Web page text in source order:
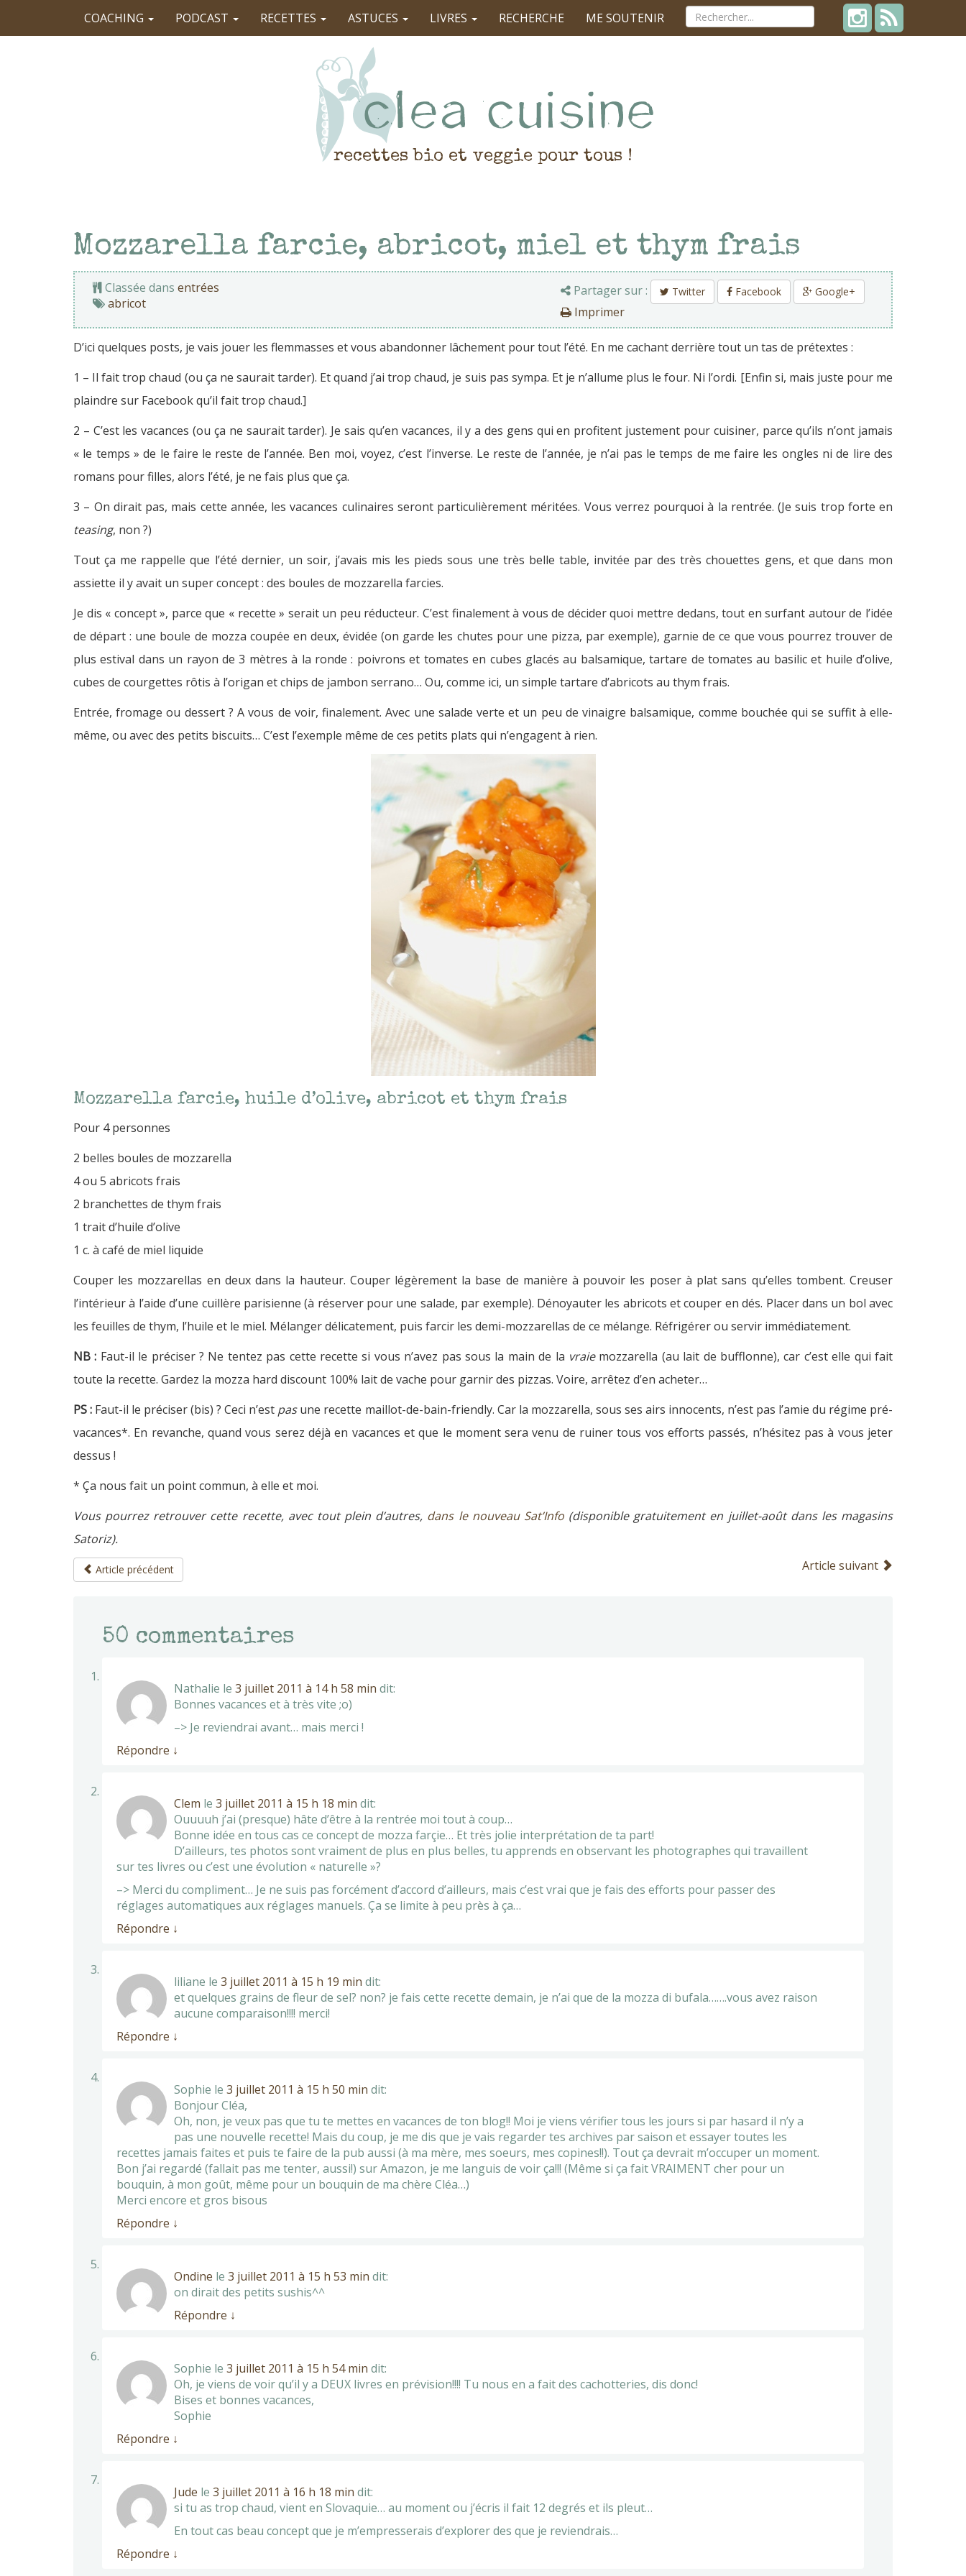
COACHING PODCAST RECETTES ASTUCES LIVRES RECHERCHE ME SOUTENIR
recettes bio et veggie pour tous !
Mozzarella farcie, abricot, miel et thym frais
Classée dans entrées
abricot
Partager sur : Twitter Facebook Google+
Imprimer
D’ici quelques posts, je vais jouer les flemmasses et vous abandonner lâchement pour tout l’été. En me cachant derrière tout un tas de prétextes :
1 – Il fait trop chaud (ou ça ne saurait tarder). Et quand j’ai trop chaud, je suis pas sympa. Et je n’allume plus le four. Ni l’ordi. [Enfin si, mais juste pour me
plaindre sur Facebook qu’il fait trop chaud.]
2 – C’est les vacances (ou ça ne saurait tarder). Je sais qu’en vacances, il y a des gens qui en profitent justement pour cuisiner, parce qu’ils n’ont jamais
« le temps » de le faire le reste de l’année. Ben moi, voyez, c’est l’inverse. Le reste de l’année, je n’ai pas le temps de me faire les ongles ni de lire des
romans pour filles, alors l’été, je ne fais plus que ça.
3 – On dirait pas, mais cette année, les vacances culinaires seront particulièrement méritées. Vous verrez pourquoi à la rentrée. (Je suis trop forte en
teasing, non ?)
Tout ça me rappelle que l’été dernier, un soir, j’avais mis les pieds sous une très belle table, invitée par des très chouettes gens, et que dans mon
assiette il y avait un super concept : des boules de mozzarella farcies.
Je dis « concept », parce que « recette » serait un peu réducteur. C’est finalement à vous de décider quoi mettre dedans, tout en surfant autour de l’idée
de départ : une boule de mozza coupée en deux, évidée (on garde les chutes pour une pizza, par exemple), garnie de ce que vous pourrez trouver de
plus estival dans un rayon de 3 mètres à la ronde : poivrons et tomates en cubes glacés au balsamique, tartare de tomates au basilic et huile d’olive,
cubes de courgettes rôtis à l’origan et chips de jambon serrano… Ou, comme ici, un simple tartare d’abricots au thym frais.
Entrée, fromage ou dessert ? A vous de voir, finalement. Avec une salade verte et un peu de vinaigre balsamique, comme bouchée qui se suffit à elle-
même, ou avec des petits biscuits… C’est l’exemple même de ces petits plats qui n’engagent à rien.
Mozzarella farcie, huile d’olive, abricot et thym frais
Pour 4 personnes
2 belles boules de mozzarella
4 ou 5 abricots frais
2 branchettes de thym frais
1 trait d’huile d’olive
1 c. à café de miel liquide
Couper les mozzarellas en deux dans la hauteur. Couper légèrement la base de manière à pouvoir les poser à plat sans qu’elles tombent. Creuser
l’intérieur à l’aide d’une cuillère parisienne (à réserver pour une salade, par exemple). Dénoyauter les abricots et couper en dés. Placer dans un bol avec
les feuilles de thym, l’huile et le miel. Mélanger délicatement, puis farcir les demi-mozzarellas de ce mélange. Réfrigérer ou servir immédiatement.
NB : Faut-il le préciser ? Ne tentez pas cette recette si vous n’avez pas sous la main de la vraie mozzarella (au lait de bufflonne), car c’est elle qui fait
toute la recette. Gardez la mozza hard discount 100% lait de vache pour garnir des pizzas. Voire, arrêtez d’en acheter…
PS : Faut-il le préciser (bis) ? Ceci n’est pasune recette maillot-de-bain-friendly. Car la mozzarella, sous ses airs innocents, n’est pas l’amie du régime pré-
vacances*. En revanche, quand vous serez déjà en vacances et que le moment sera venu de ruiner tous vos efforts passés, n’hésitez pas à vous jeter
dessus !
* Ça nous fait un point commun, à elle et moi.
Vous pourrez retrouver cette recette, avec tout plein d’autres, dans le nouveau Sat’Info(disponible gratuitement en juillet-août dans les magasins
Satoriz).
Article précédent Article suivant
50 commentaires
Nathalie le 3 juillet 2011 à 14 h 58 min dit:
Bonnes vacances et à très vite ;o)
–> Je reviendrai avant… mais merci !
Répondre ↓
Clem le 3 juillet 2011 à 15 h 18 min dit:
Ouuuuh j’ai (presque) hâte d’être à la rentrée moi tout à coup…
Bonne idée en tous cas ce concept de mozza farçie… Et très jolie interprétation de ta part!
D’ailleurs, tes photos sont vraiment de plus en plus belles, tu apprends en observant les photographes qui travaillent
sur tes livres ou c’est une évolution « naturelle »?
–> Merci du compliment… Je ne suis pas forcément d’accord d’ailleurs, mais c’est vrai que je fais des efforts pour passer des
réglages automatiques aux réglages manuels. Ça se limite à peu près à ça…
Répondre ↓
liliane le 3 juillet 2011 à 15 h 19 min dit:
et quelques grains de fleur de sel? non? je fais cette recette demain, je n’ai que de la mozza di bufala…….vous avez raison
aucune comparaison!!!! merci!
Répondre ↓
Sophie le 3 juillet 2011 à 15 h 50 min dit:
Bonjour Cléa,
Oh, non, je veux pas que tu te mettes en vacances de ton blog!! Moi je viens vérifier tous les jours si par hasard il n’y a
pas une nouvelle recette! Mais du coup, je me dis que je vais regarder tes archives par saison et essayer toutes les
recettes jamais faites et puis te faire de la pub aussi (à ma mère, mes soeurs, mes copines!!). Tout ça devrait m’occuper un moment.
Bon j’ai regardé (fallait pas me tenter, aussi!) sur Amazon, je me languis de voir ça!!! (Même si ça fait VRAIMENT cher pour un
bouquin, à mon goût, même pour un bouquin de ma chère Cléa…)
Merci encore et gros bisous
Répondre ↓
Ondine le 3 juillet 2011 à 15 h 53 min dit:
on dirait des petits sushis^^
Répondre ↓
Sophie le 3 juillet 2011 à 15 h 54 min dit:
Oh, je viens de voir qu’il y a DEUX livres en prévision!!!! Tu nous en a fait des cachotteries, dis donc!
Bises et bonnes vacances,
Sophie
Répondre ↓
Jude le 3 juillet 2011 à 16 h 18 min dit:
si tu as trop chaud, vient en Slovaquie… au moment ou j’écris il fait 12 degrés et ils pleut…
En tout cas beau concept que je m’empresserais d’explorer des que je reviendrais…
Répondre ↓